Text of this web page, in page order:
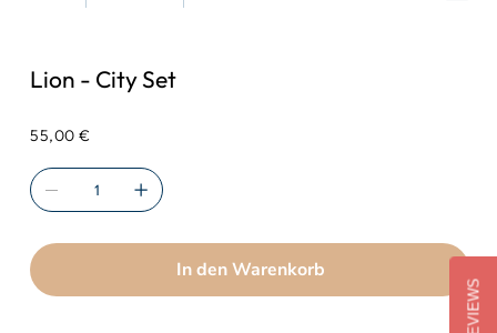
Lion - City Set
55,00 €
In den Warenkorb
REVIEWS